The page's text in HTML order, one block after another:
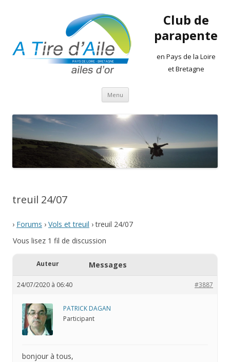
Club de
parapente
en Pays de la Loire
et Bretagne
Menu Aller
contenu
treuil 24/07
› Forums › Vols et treuil › treuil 24/07
Vous lisez 1 fil de discussion
Auteur Messages
24/07/2020 à 06:40 #3887
PATRICK DAGAN
Participant
bonjour à tous,